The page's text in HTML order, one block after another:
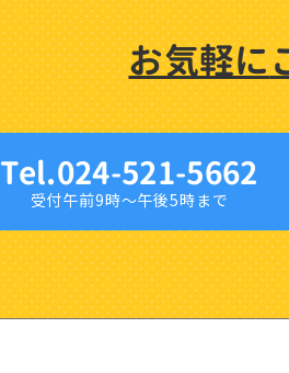
お気軽に
Tel.024-521-5662
受付午前9時〜午後5時まで